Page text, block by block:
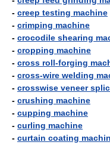
- creep testing machine
- crimping machine
- crocodile shearing
- cropping machine
- cross roll-forging
- cross-wire welding
- crosswise veneer
- crushing machine
- cupping machine
- curling machine
- curtain coating